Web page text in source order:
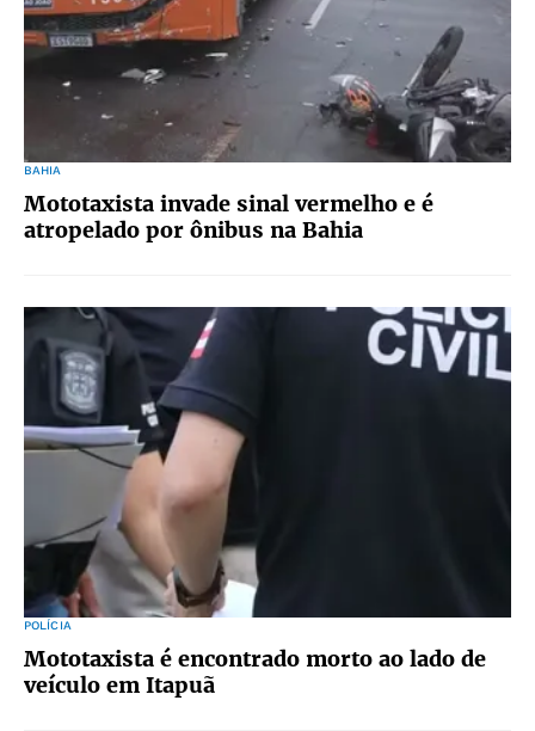
BAHIA
Mototaxista invade sinal vermelho e é
atropelado por ônibus na Bahia
POLÍCIA
Mototaxista é encontrado morto ao lado de
veículo em Itapuã